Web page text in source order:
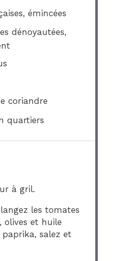
émincées
dénoyautées,
coriandre
quartiers
à gril.
les tomates
olives et huile
salez et